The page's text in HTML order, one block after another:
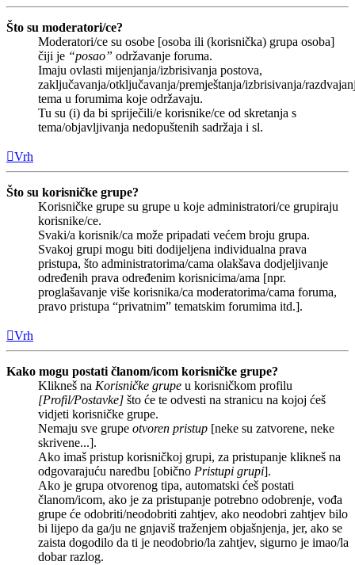
Što su moderatori/ce?
Moderatori/ce su osobe [osoba ili (korisnička) grupa osoba]
čiji je “posao” održavanje foruma.
Imaju ovlasti mijenjanja/izbrisivanja postova,
zaključavanja/otključavanja/premještanja/izbrisivanja/
tema u forumima koje održavaju.
Tu su (i) da bi spriječili/e korisnike/ce od skretanja s
tema/objavljivanja nedopuštenih sadržaja i sl.
Vrh
Što su korisničke grupe?
Korisničke grupe su grupe u koje administratori/ce grupiraju
korisnike/ce.
Svaki/a korisnik/ca može pripadati većem broju grupa.
Svakoj grupi mogu biti dodijeljena individualna prava
pristupa, što administratorima/cama olakšava dodjeljivanje
određenih prava određenim korisnicima/ama [npr.
proglašavanje više korisnika/ca moderatorima/cama foruma,
pravo pristupa “privatnim” tematskim forumima itd.].
Vrh
Kako mogu postati članom/icom korisničke grupe?
Klikneš na Korisničke grupe u korisničkom profilu
[Profil/Postavke] što će te odvesti na stranicu na kojoj ćeš
vidjeti korisničke grupe.
Nemaju sve grupe otvoren pristup [neke su zatvorene, neke
skrivene...].
Ako imaš pristup korisničkoj grupi, za pristupanje klikneš na
odgovarajuću naredbu [obično Pristupi grupi].
Ako je grupa otvorenog tipa, automatski ćeš postati
članom/icom, ako je za pristupanje potrebno odobrenje, vođa
grupe će odobriti/neodobriti zahtjev, ako neodobri zahtjev bilo
bi lijepo da ga/ju ne gnjaviš traženjem objašnjenja, jer, ako se
zaista dogodilo da ti je neodobrio/la zahtjev, sigurno je imao/la
dobar razlog.